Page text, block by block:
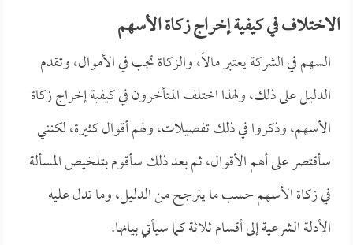
الاختلاف في كيفية إخراج زكاة الأسهم
السهم في الشركة يعتبر مالاً، والزكاة تجب في الأموال، وتقدم
الدليل على ذلك، ولهذا اختلف المتأخرون في كيفية إخراج زكاة
الأسهم، وذكروا في ذلك تفصيلات، ولهم أقوال كثيرة، لكنني
سأقتصر على أهم الأقوال، ثم بعد ذلك سأقوم بتلخيص المسألة
في زكاة الأسهم حسب ما يترجح من الدليل، وما تدل عليه
الأدلة الشرعية إلى أقسام ثلاثة كما سيأتي بيانها.